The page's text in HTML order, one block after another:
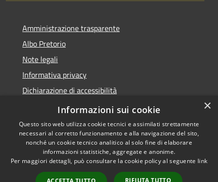
Amministrazione trasparente
Albo Pretorio
Note legali
Informativa privacy
Dichiarazione di accessibilità
Obiettivi di accessibilità
Accessibilità
Copyright © 2026 • Comune di
San Giorgio Bigarello •
Powered byMunicipium
×
Informazioni sui cookie
Questo sito web utilizza cookie tecnici e assimilati strettamente
necessari al corretto funzionamento e alla navigazione del sito,
nonché un cookie tecnico analitico al solo fine di elaborare
informazioni statistiche, aggregate e anonime.
Per maggiori dettagli, può consultare la cookie policy al seguente link
RIFIUTA TUTTO